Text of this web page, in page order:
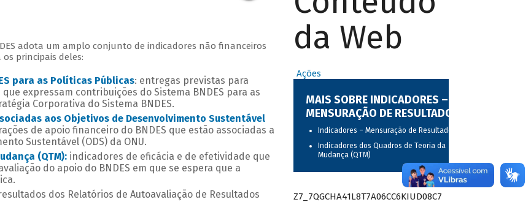
adota um amplo conjunto de indicadores não financeiros
principais deles:
para as Políticas Públicas: entregas previstas para
expressam contribuições do Sistema BNDES para as
Corporativa do Sistema BNDES.
aos Objetivos de Desenvolvimento Sustentável
de apoio financeiro do BNDES que estão associadas a
Sustentável (ODS) da ONU.
(QTM):indicadores de eficácia e de efetividade que
do apoio do BNDES em que se espera que a
dos Relatórios de Autoavaliação de Resultados
da Web
Ações
MAIS SOBRE INDICADORES –
MENSURAÇÃO DE RESULTADOS
Indicadores – Mensuração de Resultados
Indicadores dos Quadros de Teoria da
Mudança (QTM)
Z7_7QGCHA41L8T7A06CC6KIUD08C7